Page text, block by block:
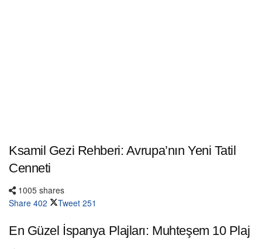
Ksamil Gezi Rehberi: Avrupa’nın Yeni Tatil
Cenneti
1005 shares
Share 402 Tweet 251
En Güzel İspanya Plajları: Muhteşem 10 Plaj